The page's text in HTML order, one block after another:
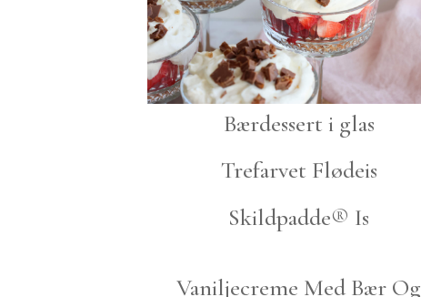
Bærdessert i glas
Trefarvet Flødeis
Skildpadde® Is
Vaniljecreme Med Bær Og